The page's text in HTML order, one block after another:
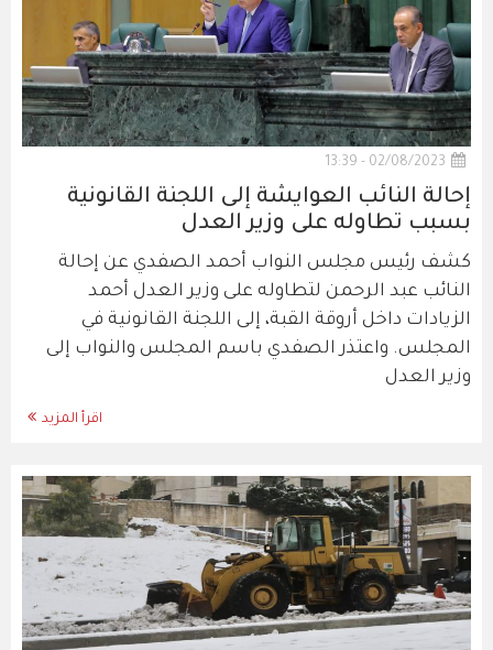
02/08/2023 - 13:39
إحالة النائب العوايشة إلى اللجنة القانونية
بسبب تطاوله على وزير العدل
كشف رئيس مجلس النواب أحمد الصفدي عن إحالة
النائب عبد الرحمن لتطاوله على وزير العدل أحمد
الزيادات داخل أروقة القبة، إلى اللجنة القانونية في
المجلس. واعتذر الصفدي باسم المجلس والنواب إلى
وزير العدل
اقرأ المزيد